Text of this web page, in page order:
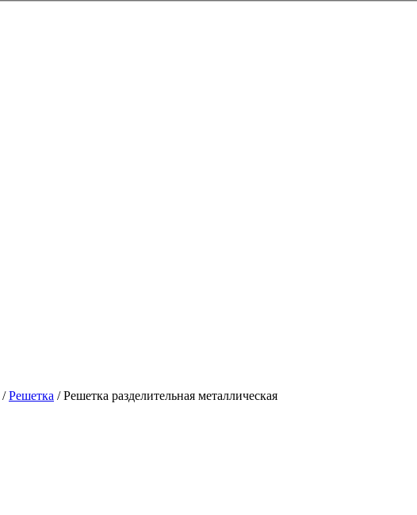
/Решетка / Решетка разделительная металлическая